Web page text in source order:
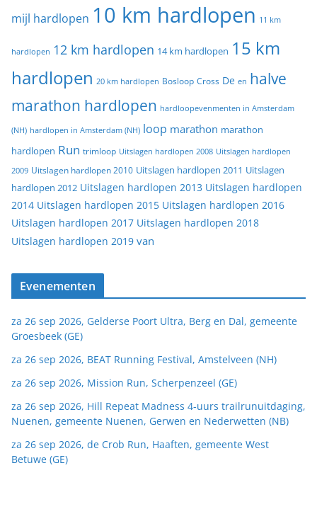
mijl hardlopen 10 km hardlopen 11 km
hardlopen 12 km hardlopen 14 km hardlopen 15 km
hardlopen 20 km hardlopen Bosloop Cross De en halve
marathon hardlopen hardloopevenmenten in Amsterdam
(NH) hardlopen in Amsterdam (NH) loop marathon marathon
hardlopen Run trimloop Uitslagen hardlopen 2008 Uitslagen hardlopen
2009 Uitslagen hardlopen 2010 Uitslagen hardlopen 2011 Uitslagen
hardlopen 2012 Uitslagen hardlopen 2013 Uitslagen hardlopen
2014 Uitslagen hardlopen 2015 Uitslagen hardlopen 2016
Uitslagen hardlopen 2017 Uitslagen hardlopen 2018
Uitslagen hardlopen 2019 van
Evenementen
za 26 sep 2026, Gelderse Poort Ultra, Berg en Dal, gemeente
Groesbeek (GE)
za 26 sep 2026, BEAT Running Festival, Amstelveen (NH)
za 26 sep 2026, Mission Run, Scherpenzeel (GE)
za 26 sep 2026, Hill Repeat Madness 4-uurs trailrunuitdaging,
Nuenen, gemeente Nuenen, Gerwen en Nederwetten (NB)
za 26 sep 2026, de Crob Run, Haaften, gemeente West
Betuwe (GE)